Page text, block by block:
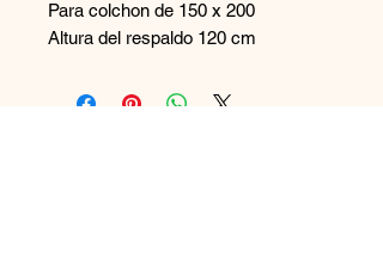
Para colchon de 150 x 200
Altura del respaldo 120 cm